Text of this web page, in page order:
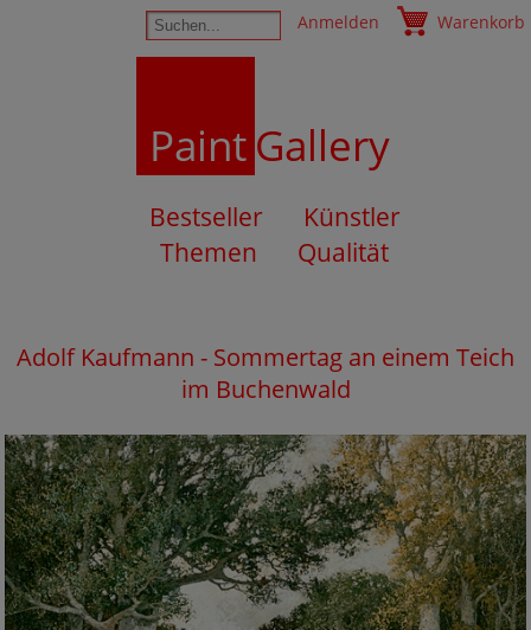
Anmelden Warenkorb
PaintGallery
Bestseller
Künstler
Themen
Qualität
Adolf Kaufmann - Sommertag an einem Teich
im Buchenwald